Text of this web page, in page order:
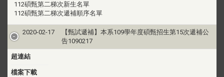
112碩甄第二梯次新生名單
112碩甄第二梯次遞補順序名單
2020-02-17
【甄試遞補】本系109學年度碩甄招生第15次遞補公
告1090217
超連結
檔案下載